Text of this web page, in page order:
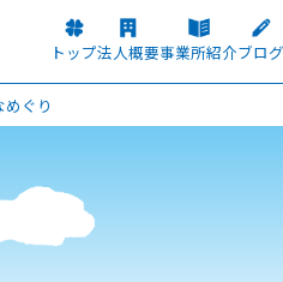
トップ法人概要事業所紹介ブロ
ぐり